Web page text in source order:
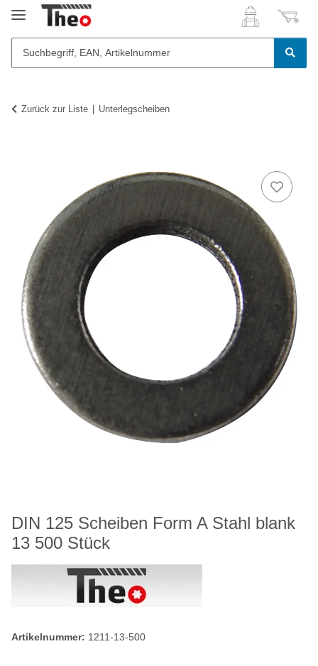
Zurück zur Liste Unterlegscheiben
DIN 125 Scheiben Form A Stahl blank
13 500 Stück
Artikelnummer: 1211-13-500